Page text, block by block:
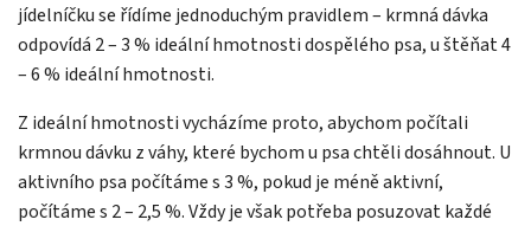
jídelníčku se řídíme jednoduchým pravidlem – krmná dávka
odpovídá 2 – 3 % ideální hmotnosti dospělého psa, u štěňat 4
– 6 % ideální hmotnosti.
Z ideální hmotnosti vycházíme proto, abychom počítali
krmnou dávku z váhy, které bychom u psa chtěli dosáhnout. U
aktivního psa počítáme s 3 %, pokud je méně aktivní,
počítáme s 2 – 2,5 %. Vždy je však potřeba posuzovat každé